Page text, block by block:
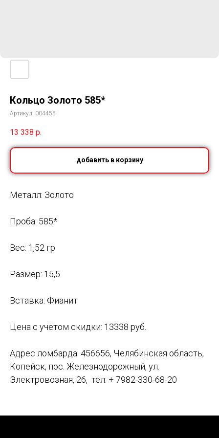
Кольцо Золото 585*
Артикул: 004455
13 338 р.
добавить в корзину
Металл: Золото
Проба: 585*
Вес: 1,52 гр
Размер: 15,5
Вставка: Фианит
Цена с учётом скидки: 13338 руб.
Адрес ломбарда: 456656, Челябинская область,
Копейск, пос. Железнодорожный, ул.
Электровозная, 26, тел: + 7982-330-68-20